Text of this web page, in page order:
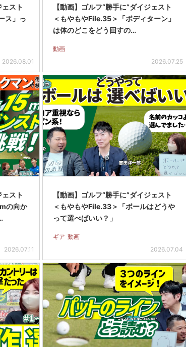
ェスト
ス」っ
2026.08.01
【動画】ゴルフ“勝手に”ダイジェスト
＜もやもやFile.35＞「ボディターン」
は体のどこをどう回すの…
動画
2026.07.25
ェスト
の向か
2026.07.11
【動画】ゴルフ“勝手に”ダイジェスト
＜もやもやFile.33＞「ボールはどうや
って選べばいい？」
ギア 動画
2026.07.04